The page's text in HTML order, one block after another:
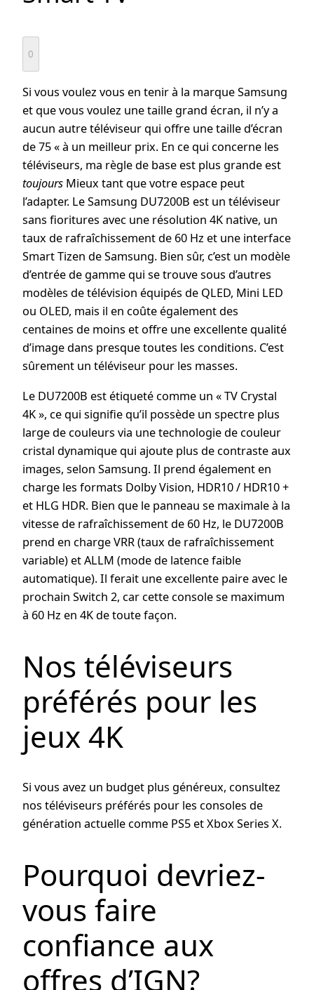
0
Si vous voulez vous en tenir à la marque Samsung
et que vous voulez une taille grand écran, il n’y a
aucun autre téléviseur qui offre une taille d’écran
de 75 « à un meilleur prix. En ce qui concerne les
téléviseurs, ma règle de base est plus grande est
toujours Mieux tant que votre espace peut
l’adapter. Le Samsung DU7200B est un téléviseur
sans fioritures avec une résolution 4K native, un
taux de rafraîchissement de 60 Hz et une interface
Smart Tizen de Samsung. Bien sûr, c’est un modèle
d’entrée de gamme qui se trouve sous d’autres
modèles de télévision équipés de QLED, Mini LED
ou OLED, mais il en coûte également des
centaines de moins et offre une excellente qualité
d’image dans presque toutes les conditions. C’est
sûrement un téléviseur pour les masses.
Le DU7200B est étiqueté comme un « TV Crystal
4K », ce qui signifie qu’il possède un spectre plus
large de couleurs via une technologie de couleur
cristal dynamique qui ajoute plus de contraste aux
images, selon Samsung. Il prend également en
charge les formats Dolby Vision, HDR10 / HDR10 +
et HLG HDR. Bien que le panneau se maximale à la
vitesse de rafraîchissement de 60 Hz, le DU7200B
prend en charge VRR (taux de rafraîchissement
variable) et ALLM (mode de latence faible
automatique). Il ferait une excellente paire avec le
prochain Switch 2, car cette console se maximum
à 60 Hz en 4K de toute façon.
Nos téléviseurs
préférés pour les
jeux 4K
Si vous avez un budget plus généreux, consultez
nos téléviseurs préférés pour les consoles de
génération actuelle comme PS5 et Xbox Series X.
Pourquoi devriez-
vous faire
confiance aux
offres d’IGN?